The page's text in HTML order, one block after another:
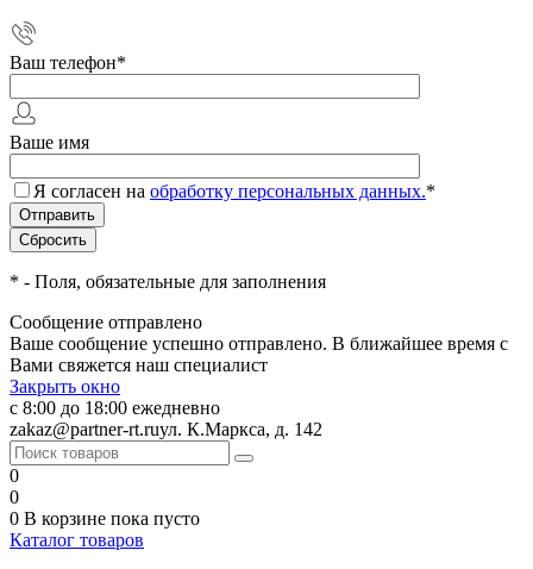
Ваш телефон*
Ваше имя
Я согласен на обработку персональных данных.*
* - Поля, обязательные для заполнения
Сообщение отправлено
Ваше сообщение успешно отправлено. В ближайшее время с
Вами свяжется наш специалист
Закрыть окно
с 8:00 до 18:00 ежедневно
zakaz@partner-rt.ruул. К.Маркса, д. 142
0
0
0 В корзине пока пусто
Каталог товаров